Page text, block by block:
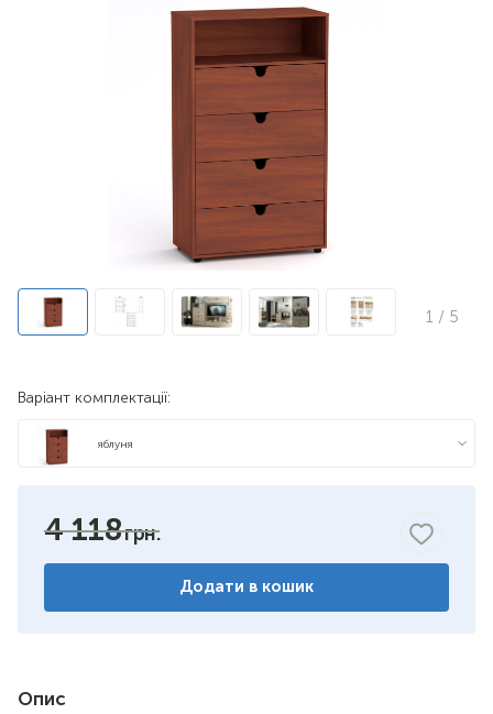
1 / 5
Варіант комплектації:
яблуня
горіх
венге комбіноване
4 118
Додати в кошик
Опис